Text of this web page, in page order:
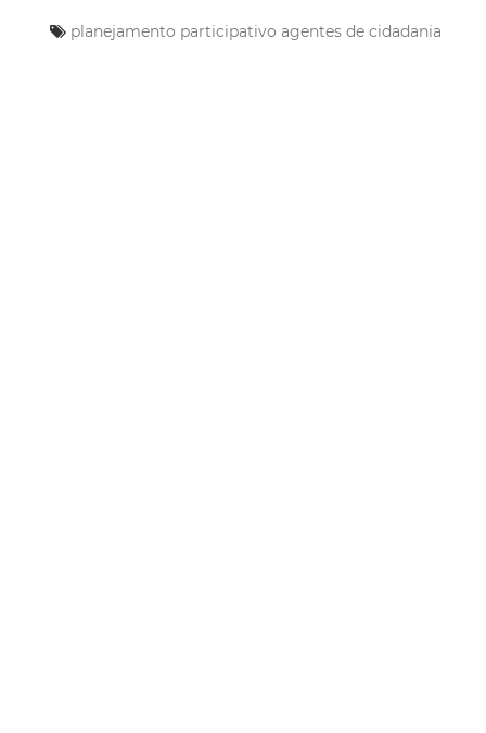
planejamento participativo agentes de cidadania